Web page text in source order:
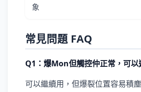
象
常見問題 FAQ
Q1：爆Mon但觸控仲正常，可以
可以繼續用，但爆裂位置容易積